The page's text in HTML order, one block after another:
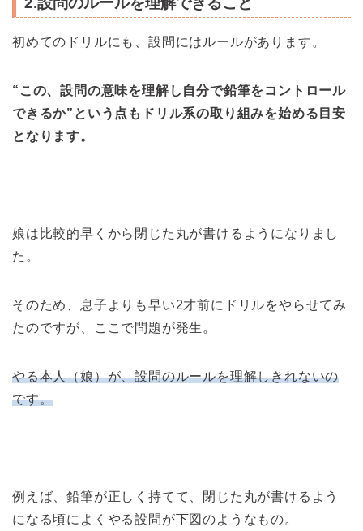
初めてのドリルにも、設問にはルールがあります。
“この、設問の意味を理解し自分で鉛筆をコントロール
できるか”という点もドリル系の取り組みを始める目安
となります。
娘は比較的早くから閉じた丸が書けるようになりまし
た。
そのため、息子よりも早い2才前にドリルをやらせてみ
たのですが、ここで問題が発生。
やる本人（娘）が、設問のルールを理解しきれないの
です。
例えば、鉛筆が正しく持てて、閉じた丸が書けるよう
になる頃によくやる設問が下図のようなもの。